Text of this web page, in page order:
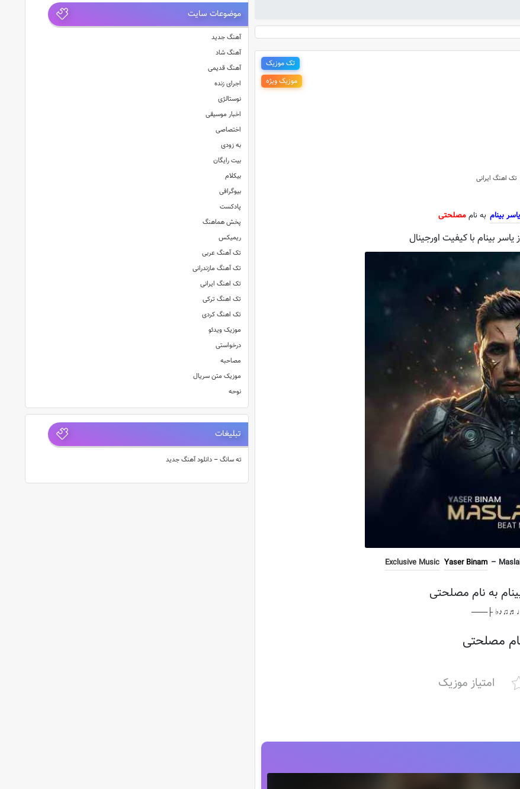
یاسر بینام به نام مصلحتی
تک اهنگ ایرانی
تک موزیک
موزیک ویژه
یاسر بینام به ناممصلحتی
بینام با کیفیت اورجینال
Exclusive Music Yaser Binam –
به نام مصلحتی
───┤
مصلحتی
امتیاز موزیک
موضوعات سایت
آهنگ جدید
آهنگ شاد
آهنگ قدیمی
اجرای زنده
نوستالژی
اخبار موسیقی
اختصاصی
به زودی
بیت رایگان
بیکلام
بیوگرافی
پادکست
پخش هماهنگ
ریمیکس
تک آهنگ عربی
تک آهنگ مازندرانی
تک اهنگ ایرانی
تک اهنگ ترکی
تک اهنگ کردی
موزیک ویدئو
درخواستی
مصاحبه
موزیک متن سریال
نوحه
تبلیغات
ته سانگ – دانلود آهنگ جدید